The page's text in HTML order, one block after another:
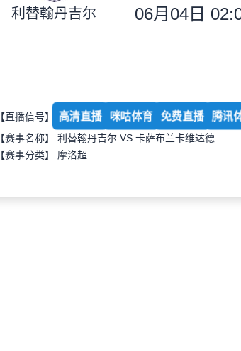
利替翰丹吉尔 06月04日
【直播信号】 高清直播 咪咕体育 免费直播 腾讯
【赛事名称】 利替翰丹吉尔 VS 卡萨布兰卡维达德
【赛事分类】 摩洛超